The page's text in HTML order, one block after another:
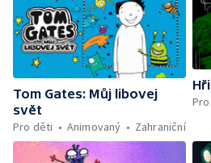
Tom Gates: Můj libovej
svět
Pro děti
Animovaný Zahraniční